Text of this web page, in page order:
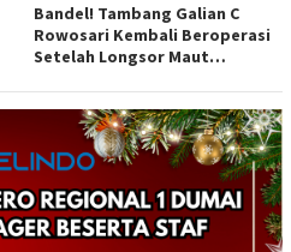
Bandel! Tambang Galian C
Rowosari Kembali Beroperasi
Setelah Longsor Maut